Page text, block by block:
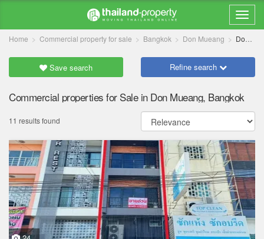
Home Commercial property for sale Bangkok Don Mueang Don Mueang
Save search Refine search
Commercial properties for Sale in Don Mueang, Bangkok
11 results found